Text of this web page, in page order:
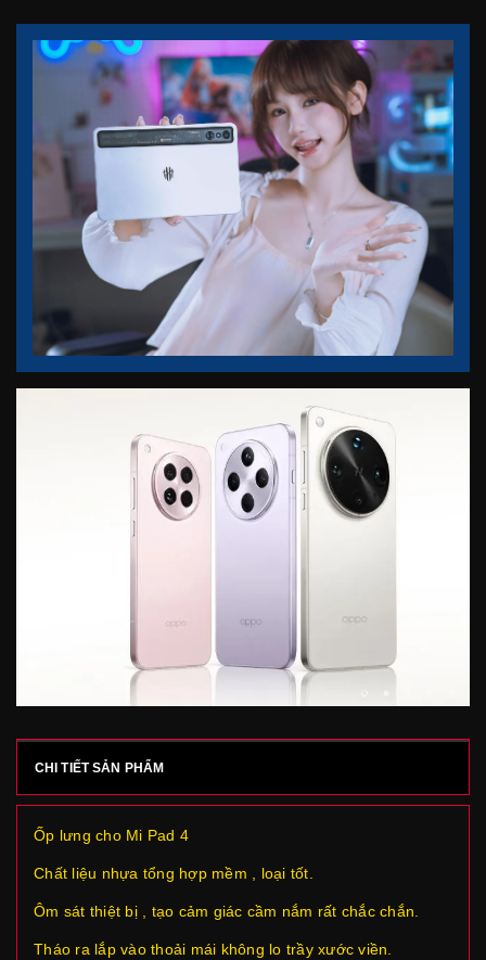
CHI TIẾT SẢN PHẨM
Ốp lưng cho Mi Pad 4
Chất liệu nhựa tổng hợp mềm , loại tốt.
Ôm sát thiệt bị , tạo cảm giác cầm nắm rất chắc chắn.
Tháo ra lắp vào thoải mái không lo trầy xước viền.